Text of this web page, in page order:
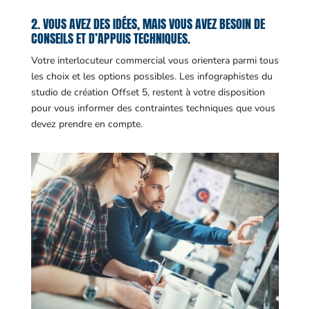
2. VOUS AVEZ DES IDÉES, MAIS VOUS AVEZ BESOIN DE
CONSEILS ET D’APPUIS TECHNIQUES.
Votre interlocuteur commercial vous orientera parmi tous
les choix et les options possibles. Les infographistes du
studio de création Offset 5, restent à votre disposition
pour vous informer des contraintes techniques que vous
devez prendre en compte.